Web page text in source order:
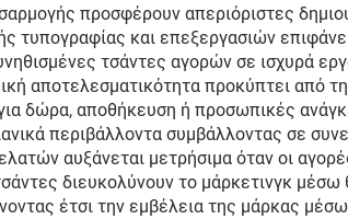
προσφέρουν απεριόριστες
τυπογραφίας και επεξεργασιών
τσάντες αγορών σε ισχυρά
αποτελεσματικότητα προκύπτει από
δώρα, αποθήκευση ή προσωπικές
περιβάλλοντα συμβάλλοντας σε
αυξάνεται μετρήσιμα όταν οι
διευκολύνουν το μάρκετινγκ μέσω
έτσι την εμβέλεια της μάρκας μέσω